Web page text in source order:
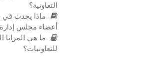
التعاونية؟
ماذا يحدث
أعضاء مجلس إدارة
ما هي المزايا
للتعاونيات؟